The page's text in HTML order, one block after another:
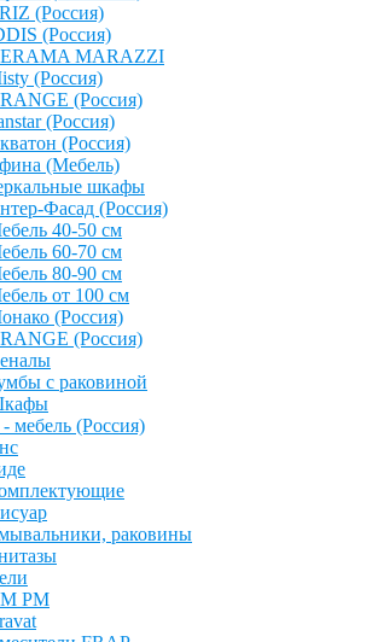
(Россия)
(Россия)
MARAZZI
(Россия)
(Россия)
(Россия)
(Россия)
(Мебель)
шкафы
Фасад (Россия)
40-50 см
60-70 см
80-90 см
от 100 см
(Россия)
(Россия)
с раковиной
мебель (Россия)
раковины
PM